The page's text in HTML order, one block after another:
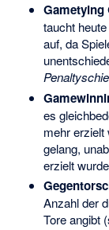
Gametying
taucht
auf, da
es
mehr erzielt
gelang,
erzielt
Anzahl der
Tore angibt